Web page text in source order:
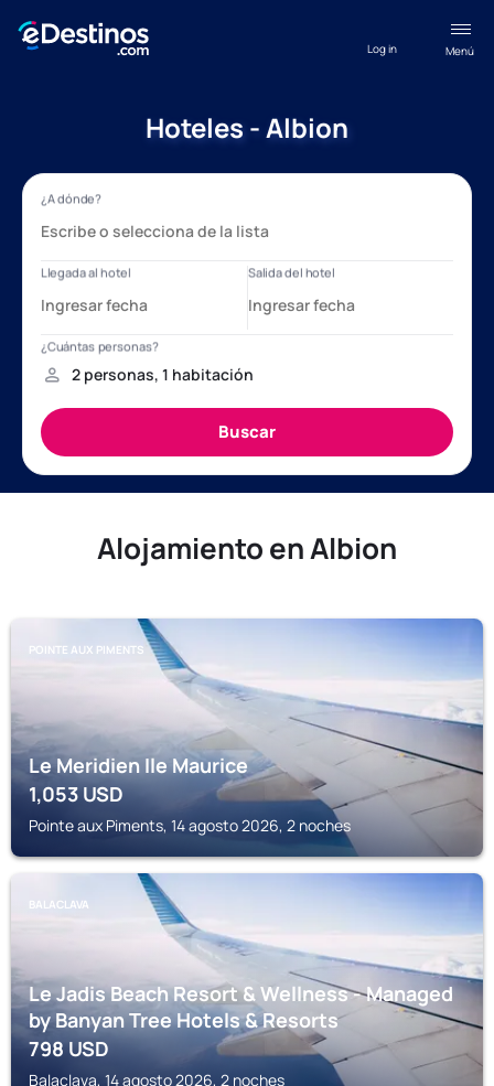
Menú
Log in
Hoteles - Albion
Alojamiento en Albion
POINTE AUX PIMENTS
Le Meridien Ile Maurice
1,053USD
Pointe aux Piments, 14 agosto 2026, 2 noches
BALACLAVA
Le Jadis Beach Resort & Wellness - Managed
by Banyan Tree Hotels & Resorts
798USD
Balaclava, 14 agosto 2026, 2 noches